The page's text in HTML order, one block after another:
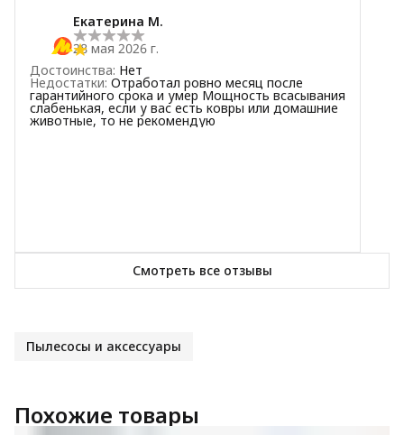
Екатерина М.
28 мая 2026 г.
Достоинства: Нет
Недостатки: Отработал ровно месяц после
гарантийного срока и умер Мощность всасывания
слабенькая, если у вас есть ковры или домашние
животные, то не рекомендую
Смотреть все отзывы
Пылесосы и аксессуары
Похожие товары